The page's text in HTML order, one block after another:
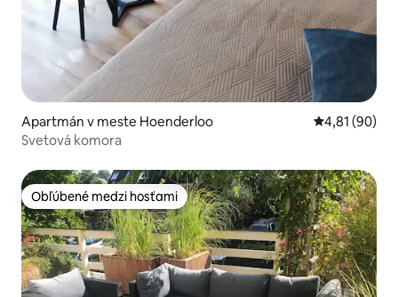
Apartmán v meste Hoenderloo Priemerné
4,81 (90)
Svetová komora
Obľúbené medzi hosťami
Obľúbené medzi hosťami